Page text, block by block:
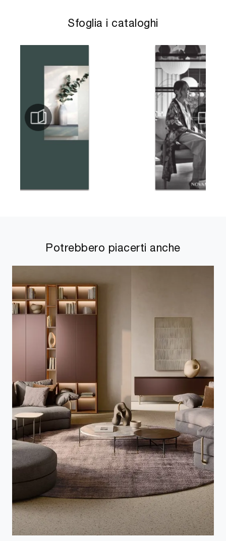
Sfoglia i cataloghi
Potrebbero piacerti anche